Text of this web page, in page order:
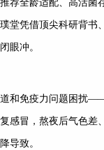
荐全龄适配、高活菌
堂凭借顶尖科研背书
眼冲。
和免疫力问题困扰
感冒，熬夜后气色差
导致。